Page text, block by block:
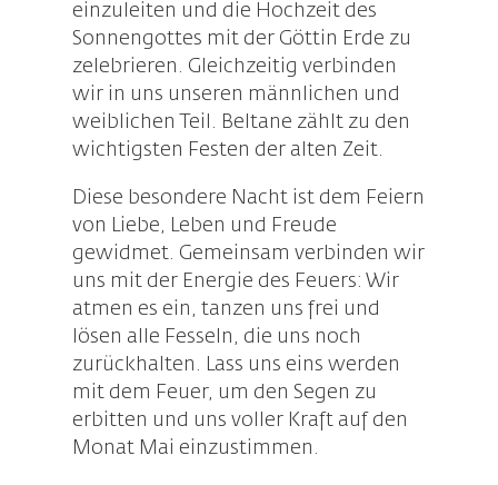
einzuleiten und die Hochzeit des
Sonnengottes mit der Göttin Erde zu
zelebrieren. Gleichzeitig verbinden
wir in uns unseren männlichen und
weiblichen Teil. Beltane zählt zu den
wichtigsten Festen der alten Zeit.
Diese besondere Nacht ist dem Feiern
von Liebe, Leben und Freude
gewidmet. Gemeinsam verbinden wir
uns mit der Energie des Feuers: Wir
atmen es ein, tanzen uns frei und
lösen alle Fesseln, die uns noch
zurückhalten. Lass uns eins werden
mit dem Feuer, um den Segen zu
erbitten und uns voller Kraft auf den
Monat Mai einzustimmen.